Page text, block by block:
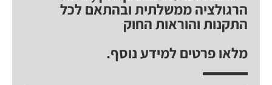
הרגולציה ממשלתית ובהתאם לכל
התקנות והוראות החוק
מלאו פרטים למידע נוסף.